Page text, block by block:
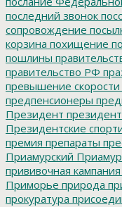
последний звонок
сопровождение
корзина похищение
пошлины
правительство РФ
превышение скорости
предпенсионеры
Президент
Президентские
премия препараты
Приамурский
прививочная кампания
Приморье природа
прокуратура